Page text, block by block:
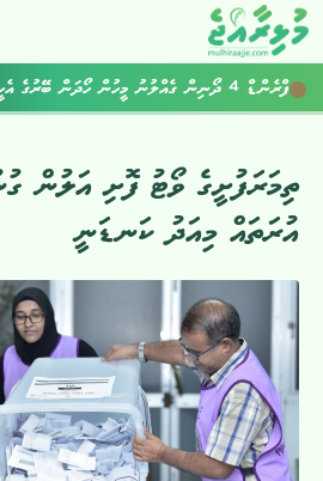
ފްރެންޑް 4 ދޯނިން ގެއްލުނު މީހުން ހޯދަން ބޭރުގެ އެހީތެރިކަން ހޯދަނީ
ތިމަރަފުށީގެ ވޯޓު ފޮށި އަލުން
އުރަތައް މިއަދު ކަނޑަނީ